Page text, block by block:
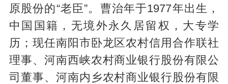
原股份的“老臣”。曹治年于1977年出生，
中国国籍，无境外永久居留权，大专学
历；现任南阳市卧龙区农村信用合作联社
理事、河南西峡农村商业银行股份有限公
司董事、河南内乡农村商业银行股份有限